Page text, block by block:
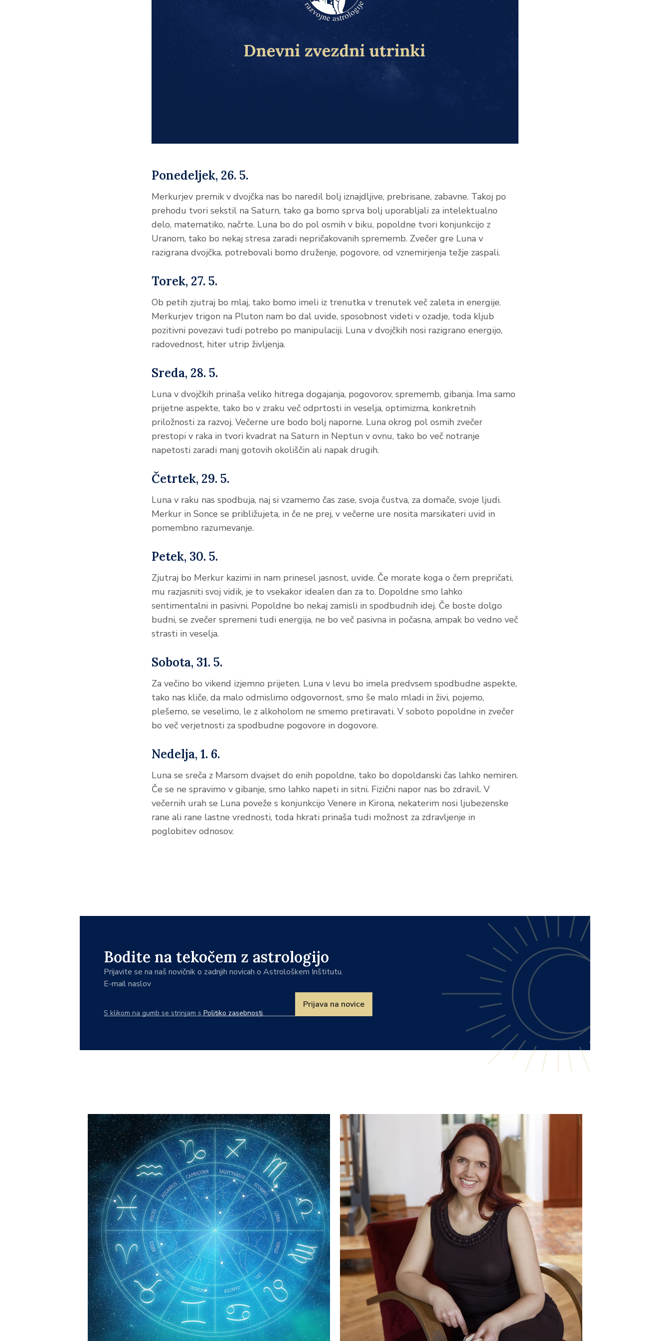
Ponedeljek, 26. 5.
Merkurjev premik v dvojčka nas bo naredil bolj iznajdljive, prebrisane, zabavne. Takoj po
prehodu tvori sekstil na Saturn, tako ga bomo sprva bolj uporabljali za intelektualno
delo, matematiko, načrte. Luna bo do pol osmih v biku, popoldne tvori konjunkcijo z
Uranom, tako bo nekaj stresa zaradi nepričakovanih sprememb. Zvečer gre Luna v
razigrana dvojčka, potrebovali bomo druženje, pogovore, od vznemirjenja težje zaspali.
Torek, 27. 5.
Ob petih zjutraj bo mlaj, tako bomo imeli iz trenutka v trenutek več zaleta in energije.
Merkurjev trigon na Pluton nam bo dal uvide, sposobnost videti v ozadje, toda kljub
pozitivni povezavi tudi potrebo po manipulaciji. Luna v dvojčkih nosi razigrano energijo,
radovednost, hiter utrip življenja.
Sreda, 28. 5.
Luna v dvojčkih prinaša veliko hitrega dogajanja, pogovorov, sprememb, gibanja. Ima samo
prijetne aspekte, tako bo v zraku več odprtosti in veselja, optimizma, konkretnih
priložnosti za razvoj. Večerne ure bodo bolj naporne. Luna okrog pol osmih zvečer
prestopi v raka in tvori kvadrat na Saturn in Neptun v ovnu, tako bo več notranje
napetosti zaradi manj gotovih okoliščin ali napak drugih.
Četrtek, 29. 5.
Luna v raku nas spodbuja, naj si vzamemo čas zase, svoja čustva, za domače, svoje ljudi.
Merkur in Sonce se približujeta, in če ne prej, v večerne ure nosita marsikateri uvid in
pomembno razumevanje.
Petek, 30. 5.
Zjutraj bo Merkur kazimi in nam prinesel jasnost, uvide. Če morate koga o čem prepričati,
mu razjasniti svoj vidik, je to vsekakor idealen dan za to. Dopoldne smo lahko
sentimentalni in pasivni. Popoldne bo nekaj zamisli in spodbudnih idej. Če boste dolgo
budni, se zvečer spremeni tudi energija, ne bo več pasivna in počasna, ampak bo vedno več
strasti in veselja.
Sobota, 31. 5.
Za večino bo vikend izjemno prijeten. Luna v levu bo imela predvsem spodbudne aspekte,
tako nas kliče, da malo odmislimo odgovornost, smo še malo mladi in živi, pojemo,
plešemo, se veselimo, le z alkoholom ne smemo pretiravati. V soboto popoldne in zvečer
bo več verjetnosti za spodbudne pogovore in dogovore.
Nedelja, 1. 6.
Luna se sreča z Marsom dvajset do enih popoldne, tako bo dopoldanski čas lahko nemiren.
Če se ne spravimo v gibanje, smo lahko napeti in sitni. Fizični napor nas bo zdravil. V
večernih urah se Luna poveže s konjunkcijo Venere in Kirona, nekaterim nosi ljubezenske
rane ali rane lastne vrednosti, toda hkrati prinaša tudi možnost za zdravljenje in
poglobitev odnosov.
Bodite na tekočem z astrologijo
Prijavite se na naš novičnik o zadnjih novicah o Astrološkem Inštitutu.
E-mail naslov
Prijava na novice
S klikom na gumb se strinjam s Politiko zasebnosti.